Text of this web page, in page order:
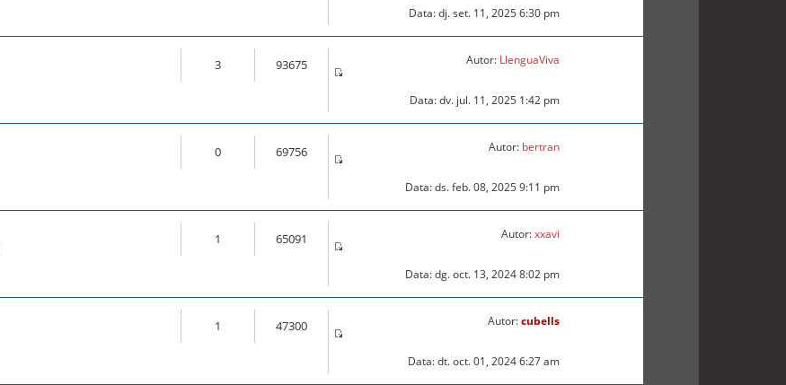
Data: dj. set. 11, 2025 6:30 pm
3 93675 Autor: LlenguaViva
Data: dv. jul. 11, 2025 1:42 pm
0 69756 Autor: bertran
Data: ds. feb. 08, 2025 9:11 pm
1 65091 Autor:xxavi
Data: dg. oct. 13, 2024 8:02 pm
1 47300 Autor:cubells
Data: dt. oct. 01, 2024 6:27 am